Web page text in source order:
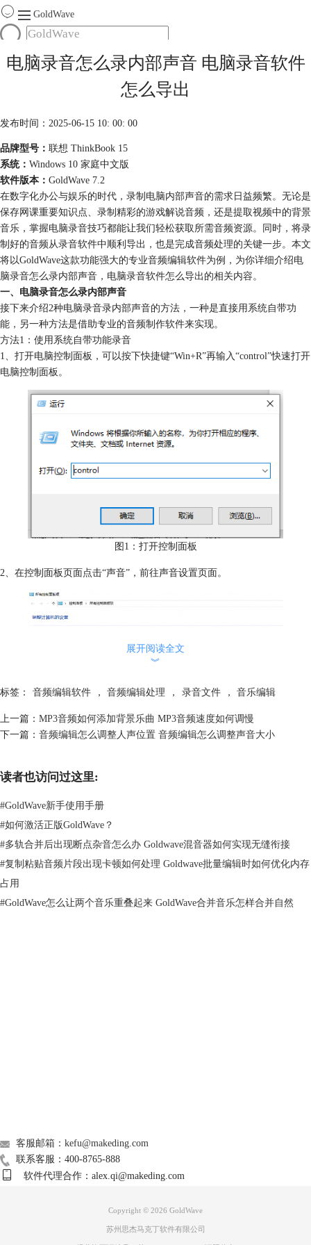
GoldWave
首页
产品
购买
电脑录音怎么录内部声音 电脑录音软件
怎么导出
发布时间：2025-06-15 10: 00: 00
品牌型号： 联想 ThinkBook 15
系统： Windows 10 家庭中文版
软件版本： GoldWave 7.2
在数字化办公与娱乐的时代，录制电脑内部声音的需求日益频繁。无论是
保存网课重要知识点、录制精彩的游戏解说音频，还是提取视频中的背景
音乐，掌握电脑录音技巧都能让我们轻松获取所需音频资源。同时，将录
制好的音频从录音软件中顺利导出，也是完成音频处理的关键一步。本文
将以GoldWave这款功能强大的专业音频编辑软件为例，为你详细介绍电
脑录音怎么录内部声音，电脑录音软件怎么导出的相关内容。
一、电脑录音怎么录内部声音
接下来介绍2种电脑录音录内部声音的方法，一种是直接用系统自带功
能，另一种方法是借助专业的音频制作软件来实现。
方法1：使用系统自带功能录音
1、打开电脑控制面板，可以按下快捷键“Win+R”再输入“control”快速打开
电脑控制面板。
图1：打开控制面板
2、在控制面板页面点击“声音”，前往声音设置页面。
图2：电脑声音设置
3、在“声音”设置页面点击左上角的“录制”，在“立体声混音”任意空白处
电脑外的其他声音，可右键单击“麦克风”选择“禁用”。
展开阅读全文
︾
标签： 音频编辑软件 ， 音频编辑处理 ， 录音文件 ， 音乐编辑
上一篇： MP3音频如何添加背景乐曲 MP3音频速度如何调慢
下一篇： 音频编辑怎么调整人声位置 音频编辑怎么调整声音大小
读者也访问过这里:
#GoldWave新手使用手册
#如何激活正版GoldWave？
#多轨合并后出现断点杂音怎么办 Goldwave混音器如何实现无缝衔接
#复制粘贴音频片段出现卡顿如何处理 Goldwave批量编辑时如何优化内存
占用
#GoldWave怎么让两个音乐重叠起来 GoldWave合并音乐怎样合并自然
客服邮箱：kefu@makeding.com
联系客服：400-8765-888
软件代理合作：alex.qi@makeding.com
Copyright © 2026 GoldWave
苏州思杰马克丁软件有限公司